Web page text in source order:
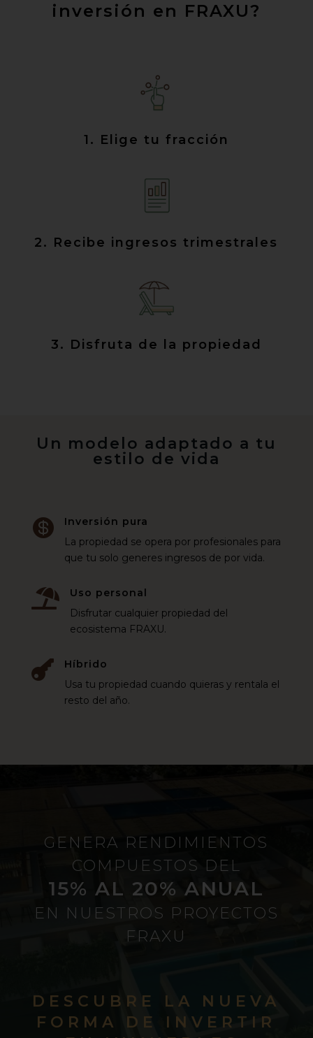
inversión en FRAXU?
1. Elige tu fracción
2. Recibe ingresos trimestrales
3. Disfruta de la propiedad
Un modelo adaptado a tu
estilo de vida

Inversión pura
La propiedad se opera por profesionales para
que tu solo generes ingresos de por vida.

Uso personal
Disfrutar cualquier propiedad del
ecosistema FRAXU.

Híbrido
Usa tu propiedad cuando quieras y rentala el
resto del año.
GENERA RENDIMIENTOS
COMPUESTOS DEL
15% AL 20% ANUAL
EN NUESTROS PROYECTOS
FRAXU
DESCUBRE LA NUEVA
FORMA DE INVERTIR